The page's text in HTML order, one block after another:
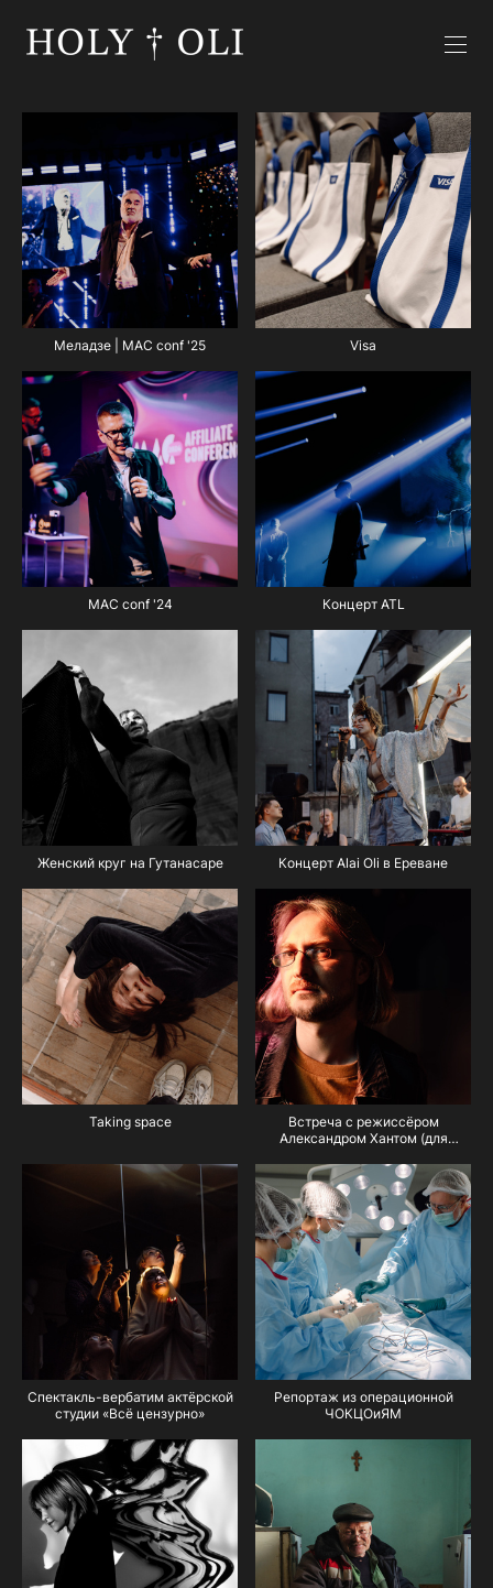
Меладзе | MAC conf '25 Visa
MAC conf '24 Концерт ATL
Женский круг на Гутанасаре Концерт Alai Oli в Ереване
Taking space
Встреча с режиссёром
Александром Хантом (для
Спектакль-вербатим актёрской
студии «Всё цензурно»
Репортаж из операционной
ЧОКЦОиЯМ